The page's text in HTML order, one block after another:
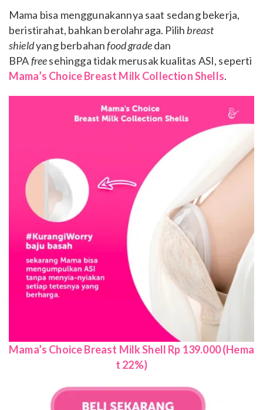
Mama bisa menggunakannya saat sedang bekerja,
beristirahat, bahkan berolahraga. Pilih breast
shieldyang berbahanfood gradedan
BPAfreesehingga tidak merusak kualitas ASI, seperti
Mama’s Choice Breast Milk Collection Shells.
Mama’s Choice Breast Milk Shell Rp 139.000 (Hema
t 22%)